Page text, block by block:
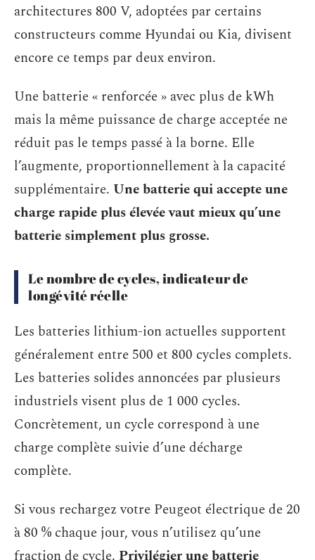
architectures 800 V, adoptées par certains
constructeurs comme Hyundai ou Kia, divisent
encore ce temps par deux environ.
Une batterie « renforcée » avec plus de kWh
mais la même puissance de charge acceptée ne
réduit pas le temps passé à la borne. Elle
l’augmente, proportionnellement à la capacité
supplémentaire. Une batterie qui accepte une
charge rapide plus élevée vaut mieux qu’une
batterie simplement plus grosse.
Le nombre de cycles, indicateur de
longévité réelle
Les batteries lithium-ion actuelles supportent
généralement entre 500 et 800 cycles complets.
Les batteries solides annoncées par plusieurs
industriels visent plus de 1 000 cycles.
Concrètement, un cycle correspond à une
charge complète suivie d’une décharge
complète.
Si vous rechargez votre Peugeot électrique de 20
à 80 % chaque jour, vous n’utilisez qu’une